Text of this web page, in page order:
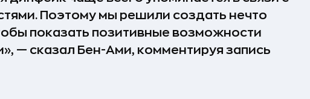
Поэтому мы решили создать нечто
показать позитивные возможности
— сказал Бен-Ами, комментируя запись